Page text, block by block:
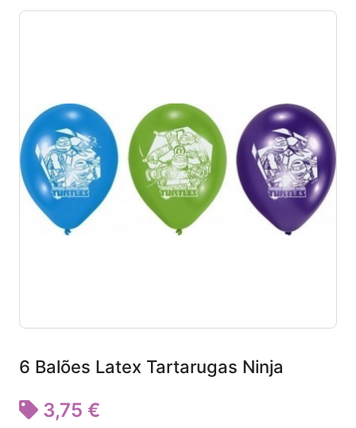
6 Balões Latex Tartarugas Ninja
3,75 €